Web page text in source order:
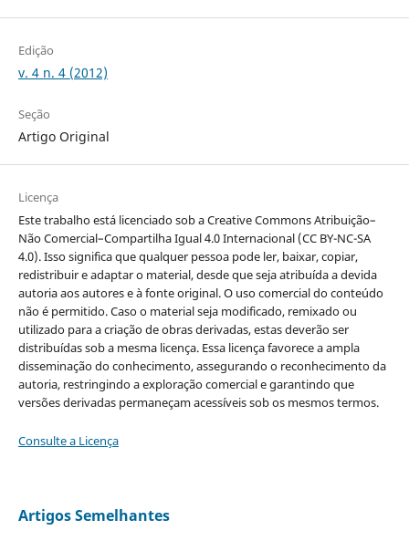
Edição
v. 4 n. 4 (2012)
Seção
Artigo Original
Licença
Este trabalho está licenciado sob a Creative Commons Atribuição–
Não Comercial–Compartilha Igual 4.0 Internacional (CC BY-NC-SA
4.0). Isso significa que qualquer pessoa pode ler, baixar, copiar,
redistribuir e adaptar o material, desde que seja atribuída a devida
autoria aos autores e à fonte original. O uso comercial do conteúdo
não é permitido. Caso o material seja modificado, remixado ou
utilizado para a criação de obras derivadas, estas deverão ser
distribuídas sob a mesma licença. Essa licença favorece a ampla
disseminação do conhecimento, assegurando o reconhecimento da
autoria, restringindo a exploração comercial e garantindo que
versões derivadas permaneçam acessíveis sob os mesmos termos.
Consulte a Licença
Artigos Semelhantes